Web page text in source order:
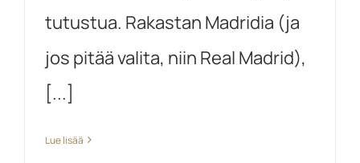
tutustua. Rakastan Madridia (ja
jos pitää valita, niin Real Madrid),
[...]
Lue lisää